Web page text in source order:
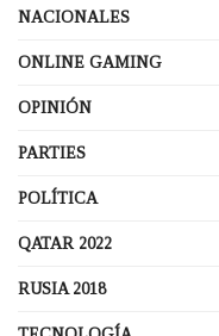
NACIONALES
ONLINE GAMING
OPINIÓN
PARTIES
POLÍTICA
QATAR 2022
RUSIA 2018